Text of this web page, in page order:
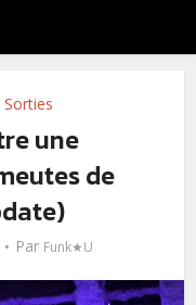
Sorties
une
de
Par Funk★U